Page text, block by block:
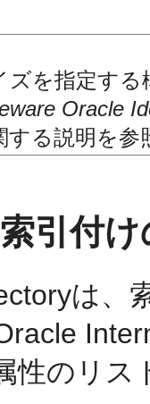
ズを指定す
Oracle
する説明を参
引付
は、
性のリス